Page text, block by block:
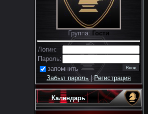
Группа: Гости
Логин:
Пароль:
запомнить
Забыл пароль|Регистрация
Календарь